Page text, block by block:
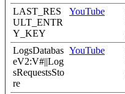
LAST_RES
ULT_ENTR
Y_KEY
YouTube
LogsDatabas
eV2:V#||Log
sRequestsSto
re
YouTube